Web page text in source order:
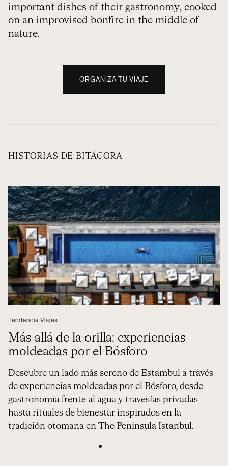
important dishes of their gastronomy, cooked
on an improvised bonfire in the middle of
nature.
ORGANIZA TU VIAJE
HISTORIAS DE BITÁCORA
Tendencia Viajes
Más allá de la orilla: experiencias
moldeadas por el Bósforo
Descubre un lado más sereno de Estambul a través
de experiencias moldeadas por el Bósforo, desde
gastronomía frente al agua y travesías privadas
hasta rituales de bienestar inspirados en la
tradición otomana en The Peninsula Istanbul.
5